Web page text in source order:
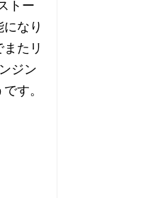
トー
なり
たリ
ジン
す。